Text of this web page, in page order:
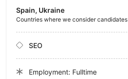
Spain, Ukraine
Countries where we consider candidates
SEO
Employment: Fulltime